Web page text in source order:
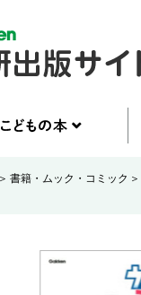
書籍・ムック・コミック